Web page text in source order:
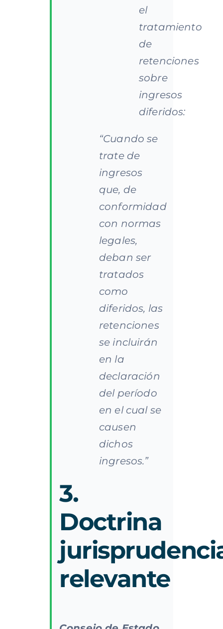
el
tratamiento
de
retenciones
sobre
ingresos
diferidos:
“Cuando se
trate de
ingresos
que, de
conformidad
con normas
legales,
deban ser
tratados
como
diferidos, las
retenciones
se incluirán
en la
declaración
del período
en el cual se
causen
dichos
ingresos.”
3.
Doctrina
relevante